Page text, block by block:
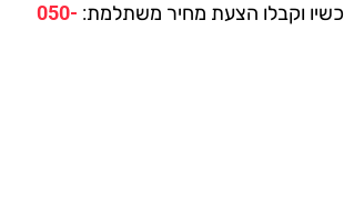
וקבלו הצעת מחיר משתלמת:050-